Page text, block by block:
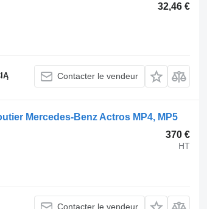
32,46 €
Contacter le vendeur
Mercedes-Benz Actros MP4, MP5
370 €
HT
Contacter le vendeur